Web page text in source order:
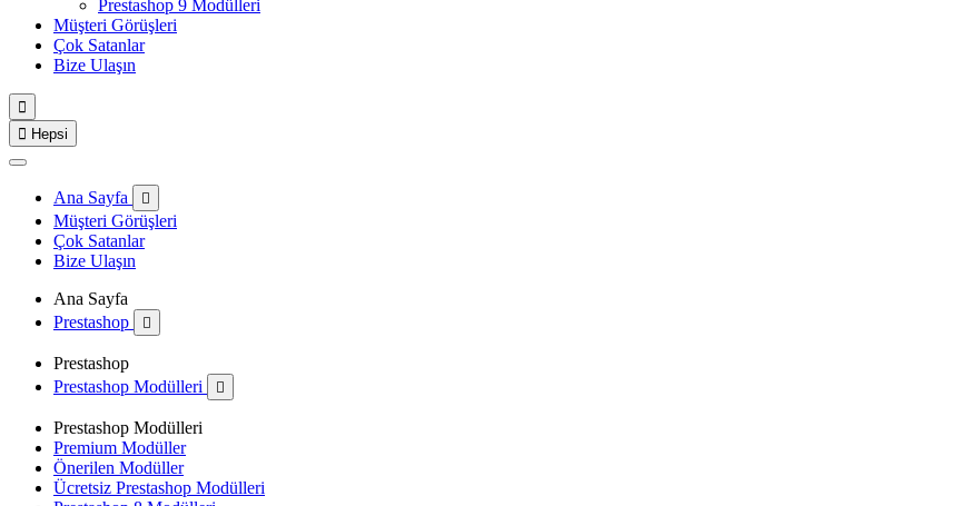
Prestashop 9 Modülleri
Müşteri Görüşleri
Çok Satanlar
Bize Ulaşın

 Hepsi
Ana Sayfa 
Müşteri Görüşleri
Çok Satanlar
Bize Ulaşın
Ana Sayfa
Prestashop

Prestashop
Prestashop Modülleri

Prestashop Modülleri
Premium Modüller
Önerilen Modüller
Ücretsiz Prestashop Modülleri